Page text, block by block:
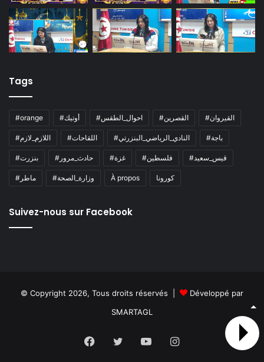
Tags
#orange #أوتيك #احوال_الطقس #القصرين #القيروان
#اللازم_لازم #اللقاحات #النادي_الرياضي_البنزرتي #باجة
#بنزرت #حادث_مرور #غزة #فلسطين #قيس_سعيد
#ماطر #وزارة_الصحة À propos كورونا
Suivez-nous sur Facebook
© Copyright 2026, Tous droits réservés |
Développé par
SMARTAGL
Facebook
Twitter YouTubeInstagram